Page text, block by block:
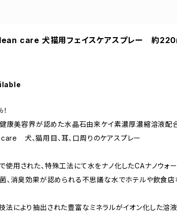
care 犬猫用フェイスケアスプレー 約
康美容界が認めた水晶石由来ケイ素濃厚濃縮溶液配合
犬、猫用目、耳、口周りのケアスプレー
用された、特殊工法にて水をナノ化したCAナノウォー
、消臭効果が認められる不思議な水でホテルや飲食店
により抽出された豊富なミネラルがイオン化した溶液